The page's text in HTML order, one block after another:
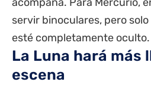
servir binoculares, pero
esté completamente oculto.
La Luna hará más
escena